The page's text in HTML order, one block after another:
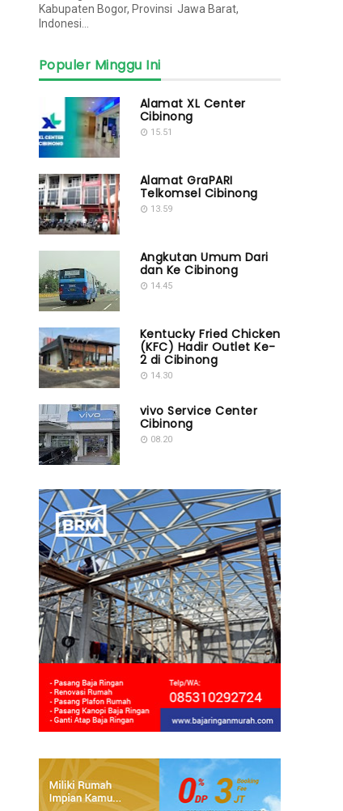
Kabupaten Bogor, Provinsi Jawa Barat,
Indonesi…
Populer Minggu Ini
Alamat XL Center
Cibinong
15.51
Alamat GraPARI
Telkomsel Cibinong
13.59
Angkutan Umum Dari
dan Ke Cibinong
14.45
Kentucky Fried Chicken
(KFC) Hadir Outlet Ke-
2 di Cibinong
14.30
vivo Service Center
Cibinong
08.20